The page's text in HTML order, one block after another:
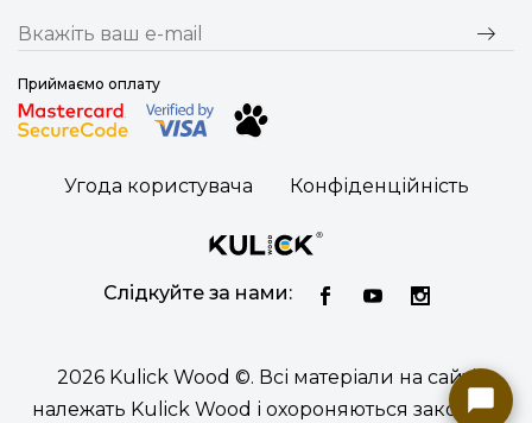
Приймаємо оплату
Угода користувача Конфіденційність
Слідкуйте за нами:
2026 Kulick Wood ©. Всі матеріали на сайті
належать Kulick Wood і охороняються законом.